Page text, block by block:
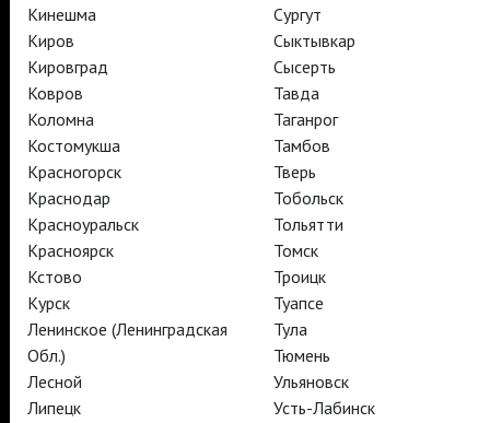
TheatreHD
АРТ-ЛЕКТОРИЙ В КИНО
TheatreHD
TheatreHD Опера
TheatreHD Балет в кино
АРТ-ЛЕКТОРИЙ В КИНО
Поддержать
Стать волонтёром
Как организовать показ в вашем городе
Контакты
Кинешма
Киров
Кировград
Ковров
Коломна
Костомукша
Красногорск
Краснодар
Красноуральск
Красноярск
Кстово
Курск
Ленинское (Ленинградская
Обл.)
Лесной
Липецк
Сургут
Сыктывкар
Сысерть
Тавда
Таганрог
Тамбов
Тверь
Тобольск
Тольятти
Томск
Троицк
Туапсе
Тула
Тюмень
Ульяновск
Усть-Лабинск